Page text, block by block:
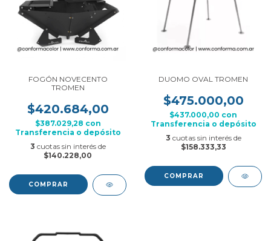
FOGÓN NOVECENTO
TROMEN
$420.684,00
$387.029,28 con
Transferencia o depósito
3 cuotas sin interés de
$140.228,00
DUOMO OVAL TROMEN
$475.000,00
$437.000,00 con
Transferencia o depósito
3 cuotas sin interés de
$158.333,33